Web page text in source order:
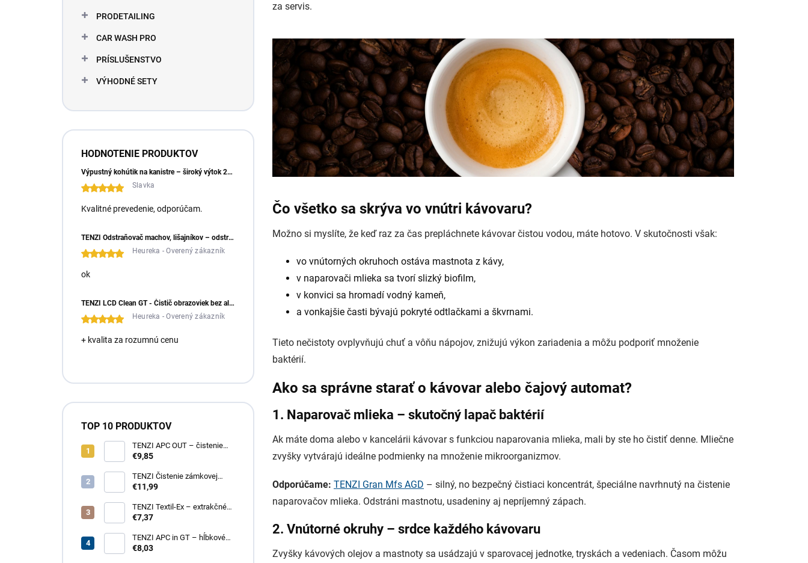
PRODETAILING
CAR WASH PRO
PRÍSLUŠENSTVO
VÝHODNÉ SETY
HODNOTENIE PRODUKTOV
Výpustný kohútik na kanistre – široký výtok 23 mm
Slavka
Kvalitné prevedenie, odporúčam.
TENZI Odstraňovač machov, lišajníkov – odstraňuje machy a lišajníky zo zámkovej dlažby
Heureka - Overený zákazník
ok
TENZI LCD Clean GT - Čistič obrazoviek bez alkoholu
Heureka - Overený zákazník
+ kvalita za rozumnú cenu
TOP 10 PRODUKTOV
TENZI APC OUT – čistenie
fasád a striech
€9,85
TENZI Čistenie zámkovej
dlažby 1 – na silné
kociek
€11,99
TENZI Textil-Ex – extrakčné
tepovanie kobercov a
€7,37
TENZI APC in GT – hĺbkové
čistenie povrchov, plastov,
€8,03
za servis.
Čo všetko sa skrýva vo vnútri kávovaru?
Možno si myslíte, že keď raz za čas prepláchnete kávovar čistou vodou, máte hotovo. V skutočnosti však:
vo vnútorných okruhoch ostáva mastnota z kávy,
v naparovači mlieka sa tvorí slizký biofilm,
v konvici sa hromadí vodný kameň,
a vonkajšie časti bývajú pokryté odtlačkami a škvrnami.
Tieto nečistoty ovplyvňujú chuť a vôňu nápojov, znižujú výkon zariadenia a môžu podporiť množenie
baktérií.
Ako sa správne starať o kávovar alebo čajový automat?
1. Naparovač mlieka – skutočný lapač baktérií
Ak máte doma alebo v kancelárii kávovar s funkciou naparovania mlieka, mali by ste ho čistiť denne. Mliečne
zvyšky vytvárajú ideálne podmienky na množenie mikroorganizmov.
Odporúčame: TENZI Gran Mfs AGD – silný, no bezpečný čistiaci koncentrát, špeciálne navrhnutý na čistenie
naparovačov mlieka. Odstráni mastnotu, usadeniny aj nepríjemný zápach.
2. Vnútorné okruhy – srdce každého kávovaru
Zvyšky kávových olejov a mastnoty sa usádzajú v sparovacej jednotke, tryskách a vedeniach. Časom môžu